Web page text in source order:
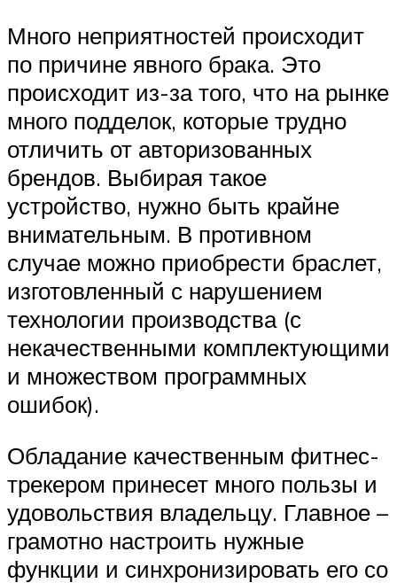
Много неприятностей происходит
по причине явного брака. Это
происходит из-за того, что на рынке
много подделок, которые трудно
отличить от авторизованных
брендов. Выбирая такое
устройство, нужно быть крайне
внимательным. В противном
случае можно приобрести браслет,
изготовленный с нарушением
технологии производства (с
некачественными комплектующими
и множеством программных
ошибок).
Обладание качественным фитнес-
трекером принесет много пользы и
удовольствия владельцу. Главное –
грамотно настроить нужные
функции и синхронизировать его со